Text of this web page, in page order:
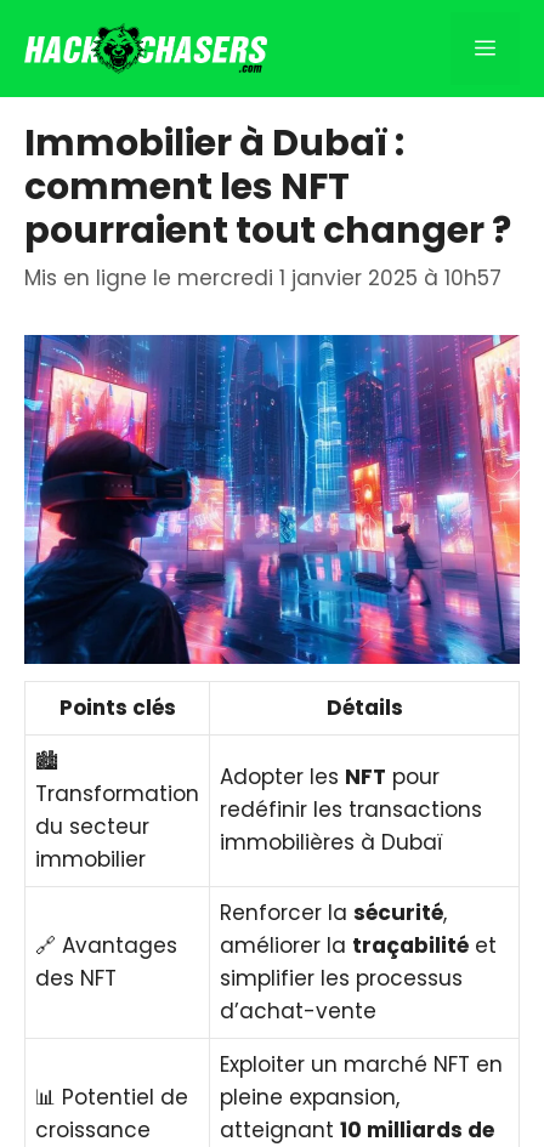
au
Immobilier à Dubaï :
comment les NFT
pourraient tout changer ?
Mis en ligne le mercredi 1 janvier 2025 à 10h57
Points clés
Détails
🏙️
Transformation
du secteur
immobilier
Adopter les NFT pour
redéfinir les transactions
immobilières à Dubaï
🔗 Avantages
des NFT
Renforcer la sécurité,
améliorer la traçabilité et
simplifier les processus
d’achat-vente
📊 Potentiel de
croissance
Exploiter un marché NFT en
pleine expansion,
atteignant 10 milliards de